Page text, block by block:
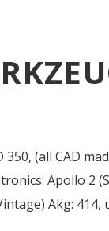
350, (all CAD
Apollo 2
Akg: 414,